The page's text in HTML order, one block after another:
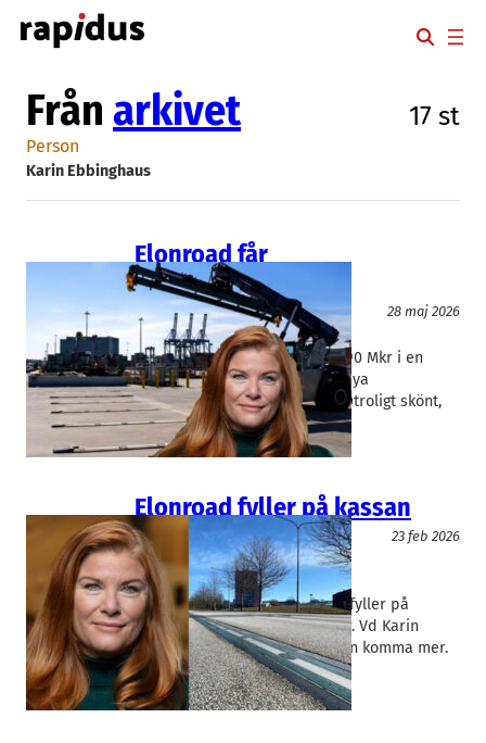
Hoppa
till
Från arkivet 17 st
Person
Karin Ebbinghaus
Elonroad får
nyckelinvestering
Infrastruktur
28 maj 2026
Elonroad
Karin Ebbinghaus
Elonroad i Lund får in nästan 90 Mkr i en
nyemission som riktas till tre nya
internationella investerare. – Otroligt skönt,
det känns som att…
Elonroad fyller på kassan
Infrastruktur Miljöteknik
23 feb 2026
Elonroad
Karin Ebbinghaus
Elonroad i Lund, som tillverkar
laddningsskenor för elfordon, fyller på
kassan med 22 miljoner kronor. Vd Karin
Ebbinghaus antyder att det kan komma mer.